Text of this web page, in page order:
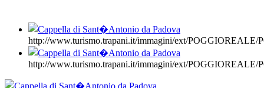
http://www.turismo.trapani.it/immagini/ext/POGGIOREALE/
http://www.turismo.trapani.it/immagini/ext/POGGIOREALE/